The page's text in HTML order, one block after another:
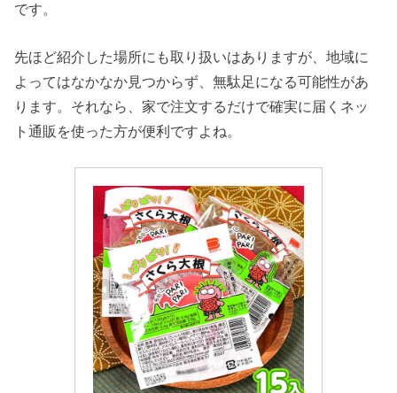
です。
先ほど紹介した場所にも取り扱いはありますが、地域に
よってはなかなか見つからず、無駄足になる可能性があ
ります。それなら、家で注文するだけで確実に届くネッ
ト通販を使った方が便利ですよね。